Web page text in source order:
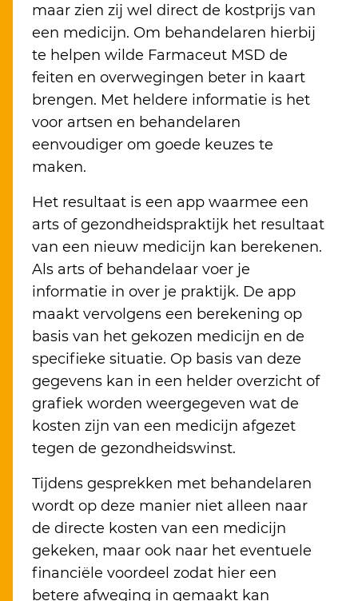
maar zien zij wel direct de kostprijs van
een medicijn. Om behandelaren hierbij
te helpen wilde Farmaceut MSD de
feiten en overwegingen beter in kaart
brengen. Met heldere informatie is het
voor artsen en behandelaren
eenvoudiger om goede keuzes te
maken.
Het resultaat is een app waarmee een
arts of gezondheidspraktijk het resultaat
van een nieuw medicijn kan berekenen.
Als arts of behandelaar voer je
informatie in over je praktijk. De app
maakt vervolgens een berekening op
basis van het gekozen medicijn en de
specifieke situatie. Op basis van deze
gegevens kan in een helder overzicht of
grafiek worden weergegeven wat de
kosten zijn van een medicijn afgezet
tegen de gezondheidswinst.
Tijdens gesprekken met behandelaren
wordt op deze manier niet alleen naar
de directe kosten van een medicijn
gekeken, maar ook naar het eventuele
financiële voordeel zodat hier een
betere afweging in gemaakt kan